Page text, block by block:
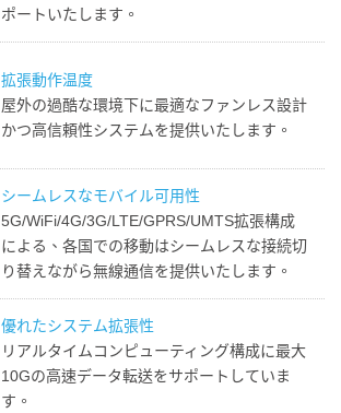
ポートいたします。
拡張動作温度
屋外の過酷な環境下に最適なファンレス設計
かつ高信頼性システムを提供いたします。
シームレスなモバイル可用性
5G/WiFi/4G/3G/LTE/GPRS/UMTS拡張構成
による、各国での移動はシームレスな接続切
り替えながら無線通信を提供いたします。
優れたシステム拡張性
リアルタイムコンピューティング構成に最大
10Gの高速データ転送をサポートしていま
す。